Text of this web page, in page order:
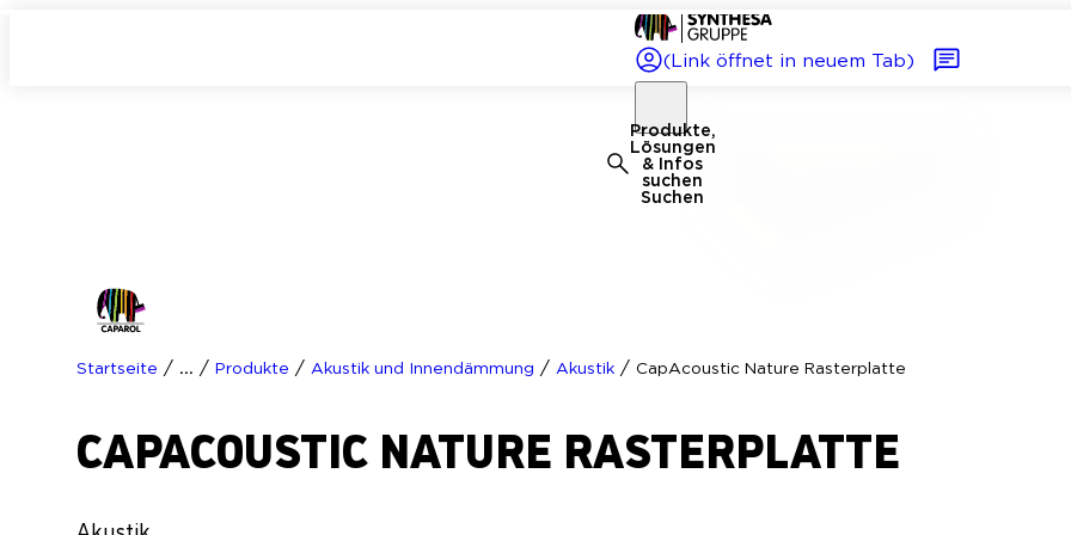
(Link öffnet in neuem Tab)
Produkte,
Lösungen
& Infos
suchen
Suchen
Startseite / ... / Produkte / Akustik und Innendämmung / Akustik / CapAcoustic Nature Rasterplatte
CAPACOUSTIC NATURE RASTERPLATTE